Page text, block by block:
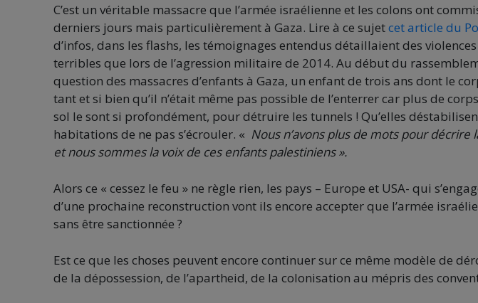
C’est un véritable massacre que l’armée israélienne et les colons ont
derniers jours mais particulièrement à Gaza. Lire à ce sujetcet article du
d’infos, dans les flashs, les témoignages entendus détaillaient des
terribles que lors de l’agression militaire de 2014. Au début du
question des massacres d’enfants à Gaza, un enfant de trois ans dont le
tant et si bien qu’il n’était même pas possible de l’enterrer car plus de
sol le sont si profondément, pour détruire les tunnels ! Qu’elles
habitations de ne pas s’écrouler. « Nous n’avons plus de mots pour
et nous sommes la voix de ces enfants palestiniens ».
Alors ce « cessez le feu » ne règle rien, les pays – Europe et USA- qui
d’une prochaine reconstruction vont ils encore accepter que l’armée
sans être sanctionnée ?
Est ce que les choses peuvent encore continuer sur ce même modèle de
de la dépossession, de l’apartheid, de la colonisation au mépris des